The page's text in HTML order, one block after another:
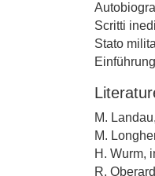
Scritti
Stato
M.
M.
H. Wurm,
R.